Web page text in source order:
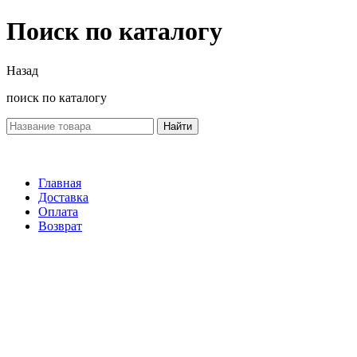
Поиск по каталогу
Назад
поиск по каталогу
Найти
Главная
Доставка
Оплата
Возврат